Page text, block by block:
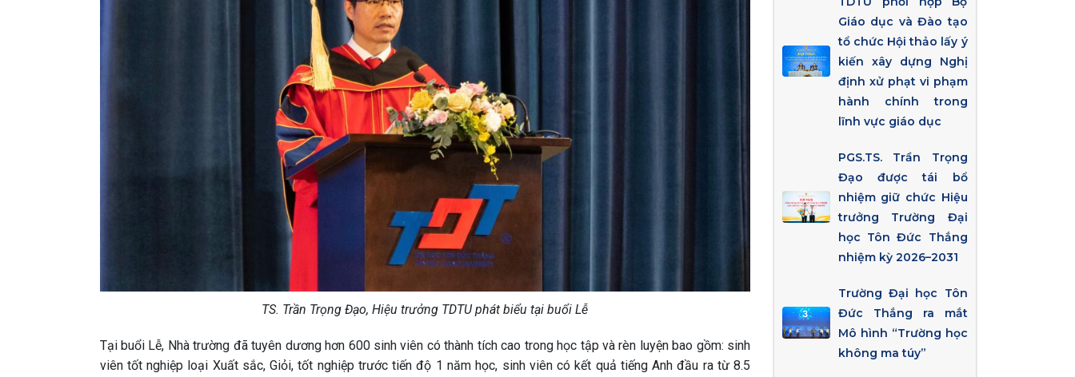
TS. Trần Trọng Đạo, Hiệu trưởng TDTU phát biểu tại buổi Lễ
Tại buổi Lễ, Nhà trường đã tuyên dương hơn 600 sinh viên có thành tích cao trong học tập và rèn luyện bao gồm: sinh
viên tốt nghiệp loại Xuất sắc, Giỏi, tốt nghiệp trước tiến độ 1 năm học, sinh viên có kết quả tiếng Anh đầu ra từ 8.5
Giáo dục và Đào tạo
tổ chức Hội thảo lấy ý
kiến xây dựng Nghị
định xử phạt vi phạm
hành chính trong
lĩnh vực giáo dục
PGS.TS. Trần Trọng
Đạo được tái bổ
nhiệm giữ chức Hiệu
trưởng Trường Đại
học Tôn Đức Thắng
nhiệm kỳ 2026–2031
Trường Đại học Tôn
Đức Thắng ra mắt
Mô hình “Trường học
không ma túy”